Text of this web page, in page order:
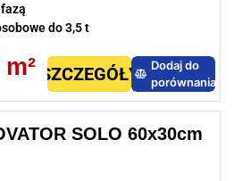
do 3,5 t
SZCZEGÓŁY
Dodaj do
porównania
SOLO 60x30cm